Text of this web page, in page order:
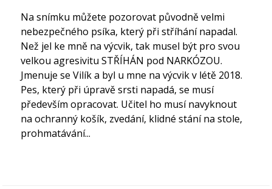
Na snímku můžete pozorovat původně velmi
nebezpečného psíka, který při stříhání napadal.
Než jel ke mně na výcvik, tak musel být pro svou
velkou agresivitu STŘÍHÁN pod NARKÓZOU.
Jmenuje se Vilík a byl u mne na výcvik v létě 2018.
Pes, který při úpravě srsti napadá, se musí
především opracovat. Učitel ho musí navyknout
na ochranný košík, zvedání, klidné stání na stole,
prohmatávání...